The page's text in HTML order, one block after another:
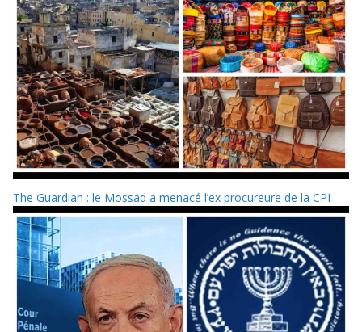
The Guardian : le Mossad a menacé l’ex procureure de la CPI